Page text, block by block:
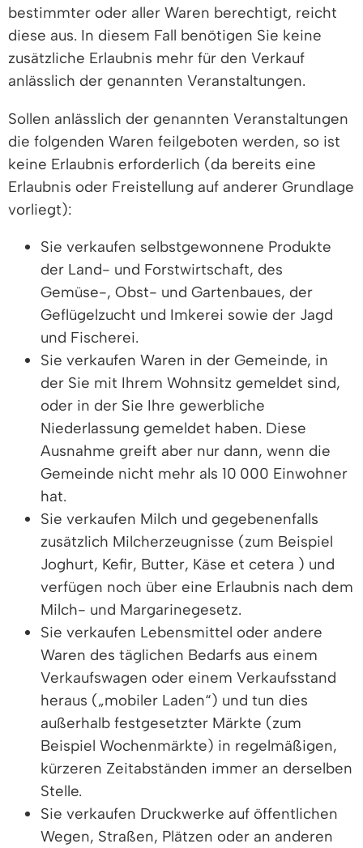
bestimmter oder aller Waren berechtigt, reicht
diese aus. In diesem Fall benötigen Sie keine
zusätzliche Erlaubnis mehr für den Verkauf
anlässlich der genannten Veranstaltungen.
Sollen anlässlich der genannten Veranstaltungen
die folgenden Waren feilgeboten werden, so ist
keine Erlaubnis erforderlich (da bereits eine
Erlaubnis oder Freistellung auf anderer Grundlage
vorliegt):
Sie verkaufen selbstgewonnene Produkte
der Land- und Forstwirtschaft, des
Gemüse-, Obst- und Gartenbaues, der
Geflügelzucht und Imkerei sowie der Jagd
und Fischerei.
Sie verkaufen Waren in der Gemeinde, in
der Sie mit Ihrem Wohnsitz gemeldet sind,
oder in der Sie Ihre gewerbliche
Niederlassung gemeldet haben. Diese
Ausnahme greift aber nur dann, wenn die
Gemeinde nicht mehr als 10 000 Einwohner
hat.
Sie verkaufen Milch und gegebenenfalls
zusätzlich Milcherzeugnisse (zum Beispiel
Joghurt, Kefir, Butter, Käse et cetera ) und
verfügen noch über eine Erlaubnis nach dem
Milch- und Margarinegesetz.
Sie verkaufen Lebensmittel oder andere
Waren des täglichen Bedarfs aus einem
Verkaufswagen oder einem Verkaufsstand
heraus („mobiler Laden“) und tun dies
außerhalb festgesetzter Märkte (zum
Beispiel Wochenmärkte) in regelmäßigen,
kürzeren Zeitabständen immer an derselben
Stelle.
Sie verkaufen Druckwerke auf öffentlichen
Wegen, Straßen, Plätzen oder an anderen